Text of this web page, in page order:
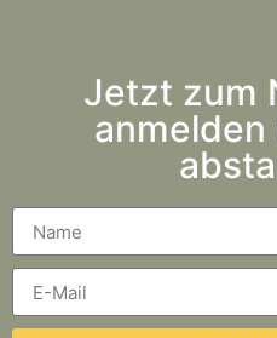
Jetzt zum
anmelden